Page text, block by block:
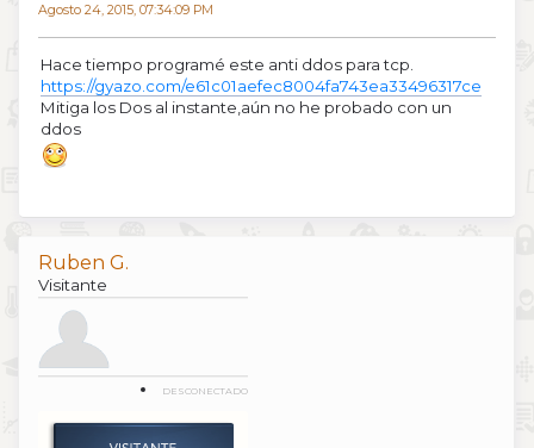
Agosto 24, 2015, 07:34:09 PM
Hace tiempo programé este anti ddos para tcp.
https://gyazo.com/e61c01aefec8004fa743ea33496317ce
Mitiga los Dos al instante,aún no he probado con un
ddos
Ruben G.
Visitante
DESCONECTADO